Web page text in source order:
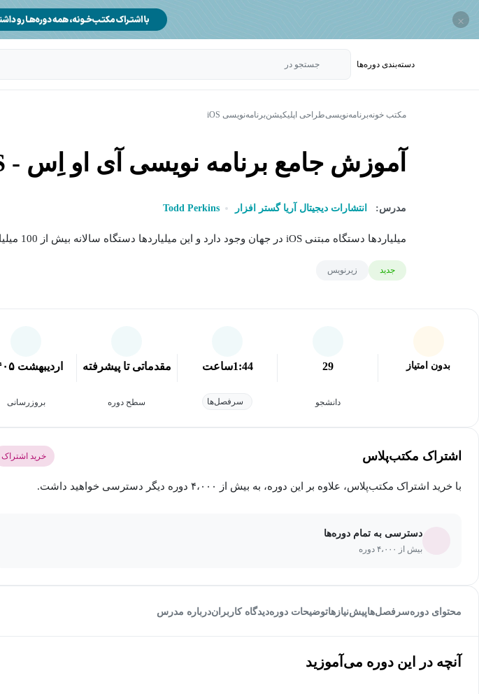
×
دسته‌بندی‌ دوره‌ها جستجو در
مکتب خونهبرنامه‌نویسیطراحی اپلیکیشنبرنامه‌نویسی iOS
آموزش جامع برنامه نویسی آی او اِس - iOS
مدرس: انتشارات دیجیتال آریا گستر افزار Todd Perkins
میلیاردها دستگاه مبتنی iOS در جهان وجود دارد و این میلیاردها دستگاه سالانه بیش از 100 میلیارد اپلیکیشن...
جدید زیرنویس
بدون امتیاز 29
دانشجو
1:44ساعت
سرفصل‌ها
مقدماتی تا پیشرفته
سطح دوره بروزرسانی
اردیبهشت ۱۴۰۵
اشتراک مکتب‌پلاس خرید اشتراک
با خرید اشتراک مکتب‌پلاس، علاوه بر این دوره، به بیش از ۴،۰۰۰ دوره دیگر دسترسی خواهید داشت.
دسترسی به تمام دوره‌ها
بیش از ۴،۰۰۰ دوره
محتوای دورهسرفصل‌هاپیش‌نیاز‌هاتوضیحات دورهدیدگاه کاربراندرباره مدرس
آنچه در این دوره می‌آموزید